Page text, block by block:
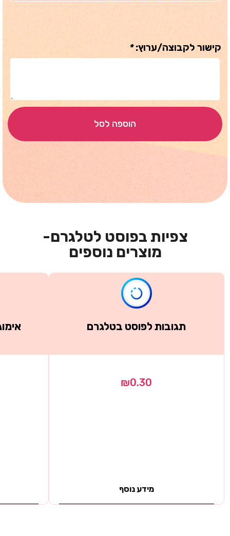
קישור לקבוצה/ערוץ:*
הוספה לסל
צפיות בפוסט לטלגרם-
מוצרים נוספים
תגובות לפוסט בטלגרם
₪0.30
מידע נוסף